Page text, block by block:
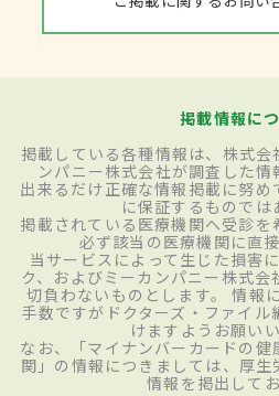
掲載情報に
掲載している各種情報は、株式
ンパニー株式会社が調査した情
出来るだけ正確な情報掲載に努
に保証するものでは
掲載されている医療機関へ受診
必ず該当の医療機関に直
当サービスによって生じた損害
ク、およびミーカンパニー株式
切負わないものとします。 情報
手数ですがドクターズ・ファイ
けますようお願い
なお、「マイナンバーカードの
関」の情報につきましては、厚生
情報を掲出してお